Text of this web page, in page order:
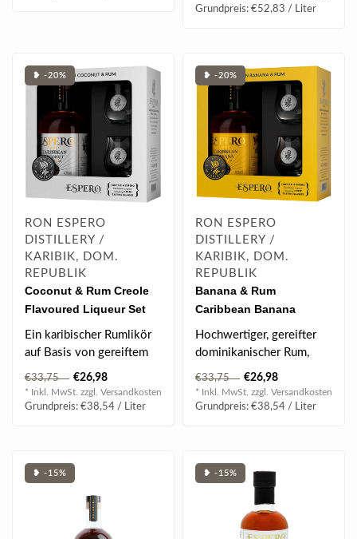
Grundpreis: €52,83 / Liter
❥ -20%
RON ESPERO
DISTILLERY /
KARIBIK, DOM.
REPUBLIK
Coconut & Rum Creole
Flavoured Liqueur Set
mit 2 Gläser 0.7 l 40% vol
Ein karibischer Rumlikör
auf Basis von gereiftem
Melasse-Rum. Verfeinert
mit Ko..
€33,75 €26,98
* Inkl. MwSt. zzgl. Versandkosten
Grundpreis: €38,54 / Liter
❥ -20%
RON ESPERO
DISTILLERY /
KARIBIK, DOM.
REPUBLIK
Banana & Rum
Caribbean Banana
Liqueur Set mit 2 Gläser
0.7 l 40% vol
Hochwertiger, gereifter
dominikanischer Rum,
veredelt mit natürlichen
Bananen-M..
€33,75 €26,98
* Inkl. MwSt. zzgl. Versandkosten
Grundpreis: €38,54 / Liter
❥ -15% ❥ -15%